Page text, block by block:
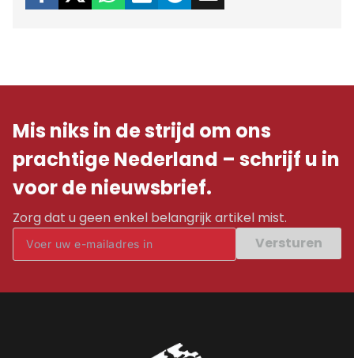
Mis niks in de strijd om ons
prachtige Nederland – schrijf u in
voor de nieuwsbrief.
Zorg dat u geen enkel belangrijk artikel mist.
Versturen